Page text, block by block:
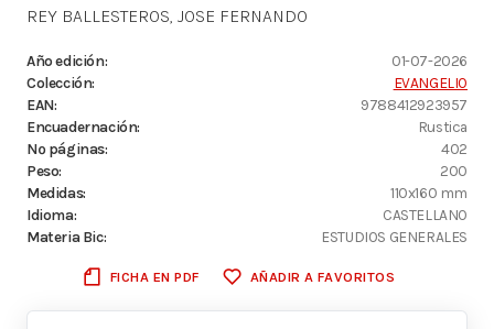
REY BALLESTEROS, JOSE FERNANDO
Año edición:
01-07-2026
Colección:
EVANGELIO
EAN:
9788412923957
Encuadernación:
Rustica
Nº páginas:
402
Peso:
200
Medidas:
110x160 mm
Idioma:
CASTELLANO
Materia Bic:
ESTUDIOS GENERALES
FICHA EN PDF AÑADIR A FAVORITOS